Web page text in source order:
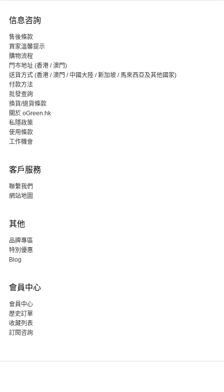
信息咨詢
售後條款
買家溫馨提示
購物流程
門市地址 (香港 / 澳門)
送貨方式 (香港 / 澳門 / 中國大陸 / 新加坡 / 馬來西亞及其他國家)
付款方法
批發查詢
換貨/退貨條款
關於 oGreen.hk
私隱政策
使用條款
工作機會
客戶服務
聯繫我們
網站地圖
其他
品牌專區
特別優惠
Blog
會員中心
會員中心
歷史訂單
收藏列表
訂閱咨詢